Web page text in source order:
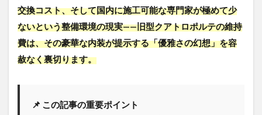
交換コスト、そして国内に施工可能な専門家が極めて少
ないという整備環境の現実——旧型クアトロポルテの維持
費は、その豪華な内装が提示する「優雅さの幻想」を容
赦なく裏切ります。
📌 この記事の重要ポイント